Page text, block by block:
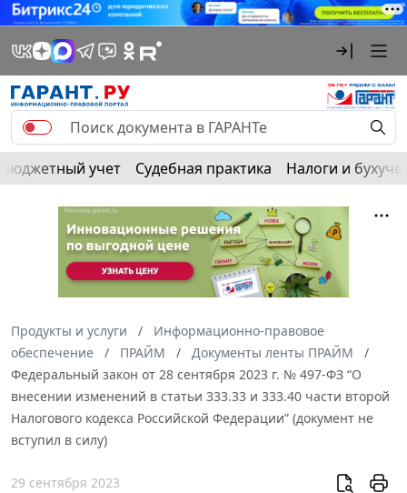
Бюджетный учет Судебная практика Налоги и
Продукты и услуги
Информационно-правовое
обеспечение
ПРАЙМ
Документы ленты ПРАЙМ
Федеральный закон от 28 сентября 2023 г. № 497-ФЗ “О
внесении изменений в статьи 333.33 и 333.40 части второй
Налогового кодекса Российской Федерации” (документ не
вступил в силу)
29 сентября 2023